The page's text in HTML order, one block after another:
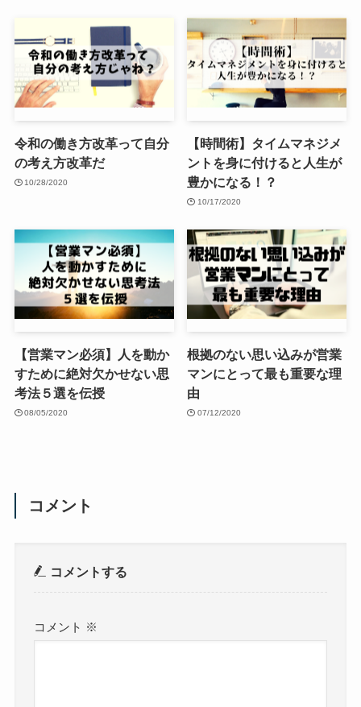
令和の働き方改革って自分
の考え方改革だ
10/28/2020
【時間術】タイムマネジメ
ントを身に付けると人生が
豊かになる！？
10/17/2020
【営業マン必須】人を動か
すために絶対欠かせない思
考法５選を伝授
08/05/2020
根拠のない思い込みが営業
マンにとって最も重要な理
由
07/12/2020
コメント
コメントする
コメント ※